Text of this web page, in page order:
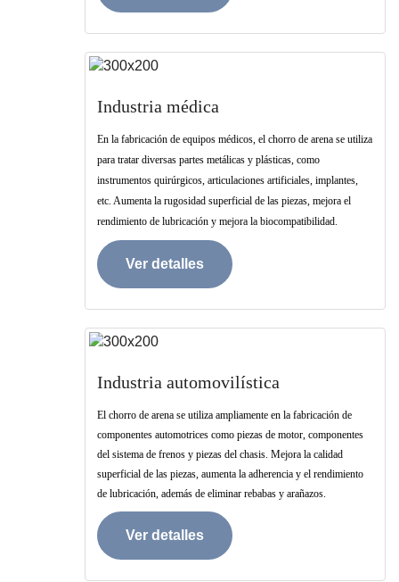
Industria médica
En la fabricación de equipos médicos, el chorro de arena se utiliza
para tratar diversas partes metálicas y plásticas, como
instrumentos quirúrgicos, articulaciones artificiales, implantes,
etc. Aumenta la rugosidad superficial de las piezas, mejora el
rendimiento de lubricación y mejora la biocompatibilidad.
Ver detalles
Industria automovilística
El chorro de arena se utiliza ampliamente en la fabricación de
componentes automotrices como piezas de motor, componentes
del sistema de frenos y piezas del chasis. Mejora la calidad
superficial de las piezas, aumenta la adherencia y el rendimiento
de lubricación, además de eliminar rebabas y arañazos.
Ver detalles